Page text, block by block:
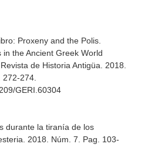
Proxeny and the Polis.
in the Ancient Greek World
de Historia Antigüa . 2018.
274.
GERI.60304
durante la tiranía de los
. 2018. Núm. 7. Pag. 103-